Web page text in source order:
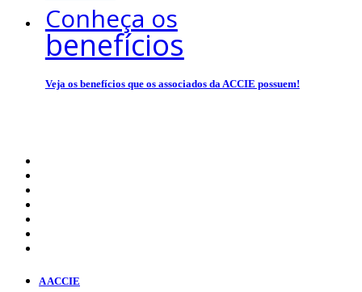
Conheça os
benefícios
Veja os benefícios que os associados da ACCIE possuem!
A ACCIE